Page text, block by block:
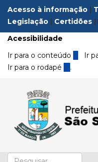
Acesso à informação |
Legislação | Certidões |
Acessibilidade
Ir para o conteúdo 1 Ir
Ir para o rodapé 4 .